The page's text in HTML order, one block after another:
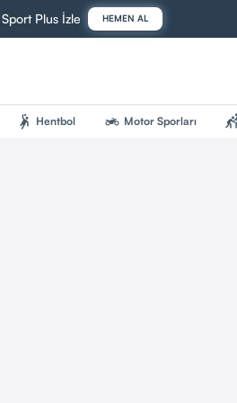
Plus İzle HEMEN AL
sports_handball Hentbol two_wheeler Motor Sporları